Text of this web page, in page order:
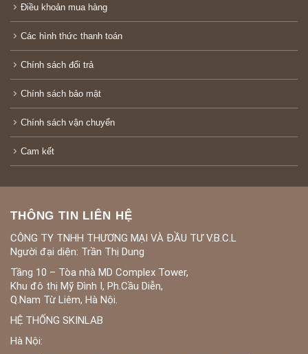
Điều khoản mua hàng
Các hình thức thanh toán
Chính sách đổi trả
Chính sách bảo mật
Chính sách vận chuyển
Cam kết
THÔNG TIN LIÊN HỆ
CÔNG TY TNHH THƯƠNG MẠI VÀ ĐẦU TƯ V.B.C.L
Người đại diện: Trần Thị Dung
Tầng 10 – Tòa nhà MD Complex Tower,
Khu đô thị Mỹ Đình I, Ph.Cầu Diễn,
Q.Nam Từ Liêm, Hà Nội.
HỆ THỐNG SKINLAB
Hà Nội: